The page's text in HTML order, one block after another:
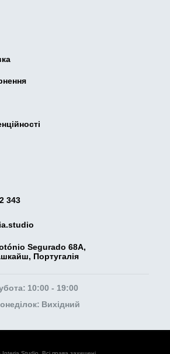
343
Segurado 68A,
Португалія
10:00 - 19:00
Вихідний